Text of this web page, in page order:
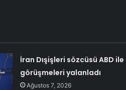
İran Dışişleri sözcüsü ABD ile
görüşmeleri yalanladı
Ağustos 7, 2026